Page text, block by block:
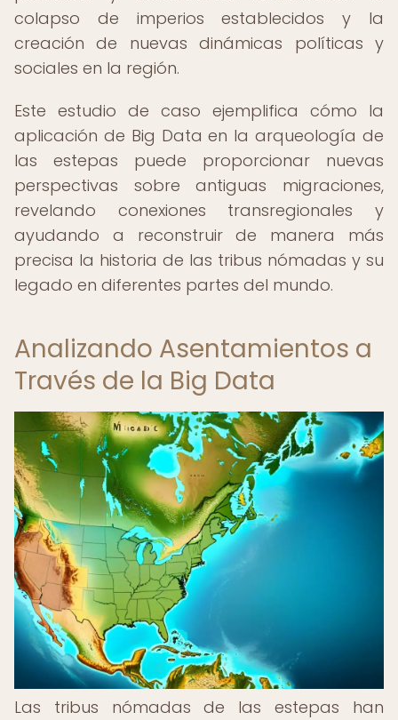
colapso de imperios establecidos y la
creación de nuevas dinámicas políticas y
sociales en la región.
Este estudio de caso ejemplifica cómo la
aplicación de Big Data en la arqueología de
las estepas puede proporcionar nuevas
perspectivas sobre antiguas migraciones,
revelando conexiones transregionales y
ayudando a reconstruir de manera más
precisa la historia de las tribus nómadas y su
legado en diferentes partes del mundo.
Analizando Asentamientos a
Través de la Big Data
Las tribus nómadas de las estepas han